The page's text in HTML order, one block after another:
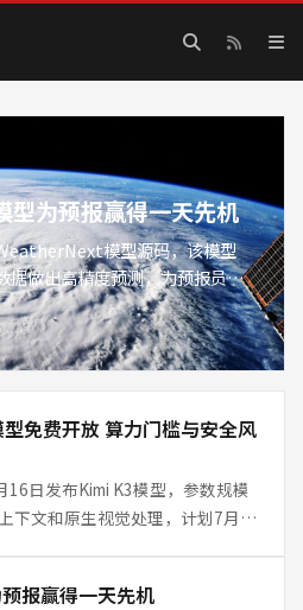
模型评测·行
为预报赢得一天先机
模型源码，该模型
据做出高精度预测，为预报员提
。相比传统数值天气预报，新模
显著提升，有望革新气象预测领
免费开放 算力门槛与安全风
日发布Kimi K3模型，参数规模
下文和原生视觉处理，计划7月27
报赢得一天先机